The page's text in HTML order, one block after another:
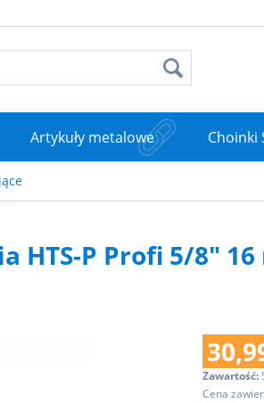
Artykuły metalowe Choinki
HTS-P Profi 5/8"
Zawartość:
Cena